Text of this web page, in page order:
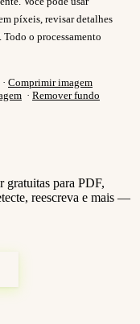
píxeis, revisar detalhes
Todo o processamento
· Comprimir imagem
· Remover fundo
gratuitas para PDF,
reescreva e mais —